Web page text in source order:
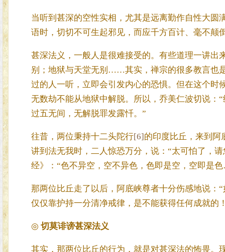
当听到甚深的空性实相，尤其是远离勤作自性大
语时，切切不可生起邪见，而应千方百计、毫不颠
甚深法义，一般人是很难接受的。有些道理一讲出
别；地狱与天堂无别……其实，禅宗的很多教言也
过的人一听，立即会引发内心的恐惧。但在这个时
无数劫不能从地狱中解脱。所以，乔美仁波切说：
过五无间，无解脱罪发露忏。”
往昔，两位秉持十二头陀行[6]的印度比丘，来到阿
讲到法无我时，二人惊恐万分，说：“太可怕了，
经》：“色不异空，空不异色，色即是空，空即是
那两位比丘走了以后，阿底峡尊者十分伤感地说：
仅仅靠护持一分清净戒律，是不能获得任何成就的
◎ 切莫诽谤甚深法义
其实，那两位比丘的行为，就是对甚深法的怖畏。